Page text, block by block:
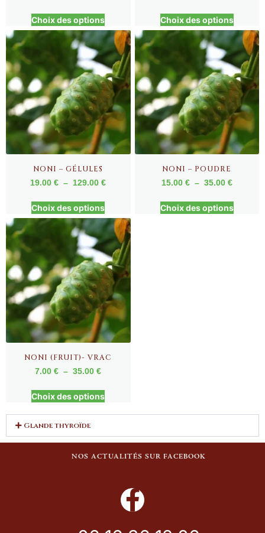
Choix des options Choix des options
NONI – GÉLULES
19.00€ – 129.00€
Choix des options
NONI – POUDRE
15.00 € – 35.00 €
Choix des options
NONI (FRUIT)- VRAC
7.00€ – 35.00€
Choix des options
Glande thyroïde
NOS ACTUALITÉS SUR FACEBOOK